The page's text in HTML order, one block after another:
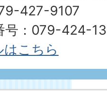
427-9107
号：079-424-
こちら